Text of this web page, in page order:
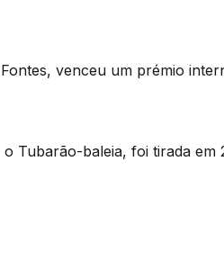
venceu um prémio
Tubarão-baleia, foi tirada em